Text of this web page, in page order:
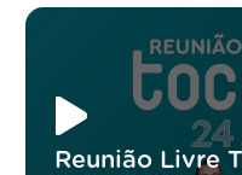
Reunião Livre